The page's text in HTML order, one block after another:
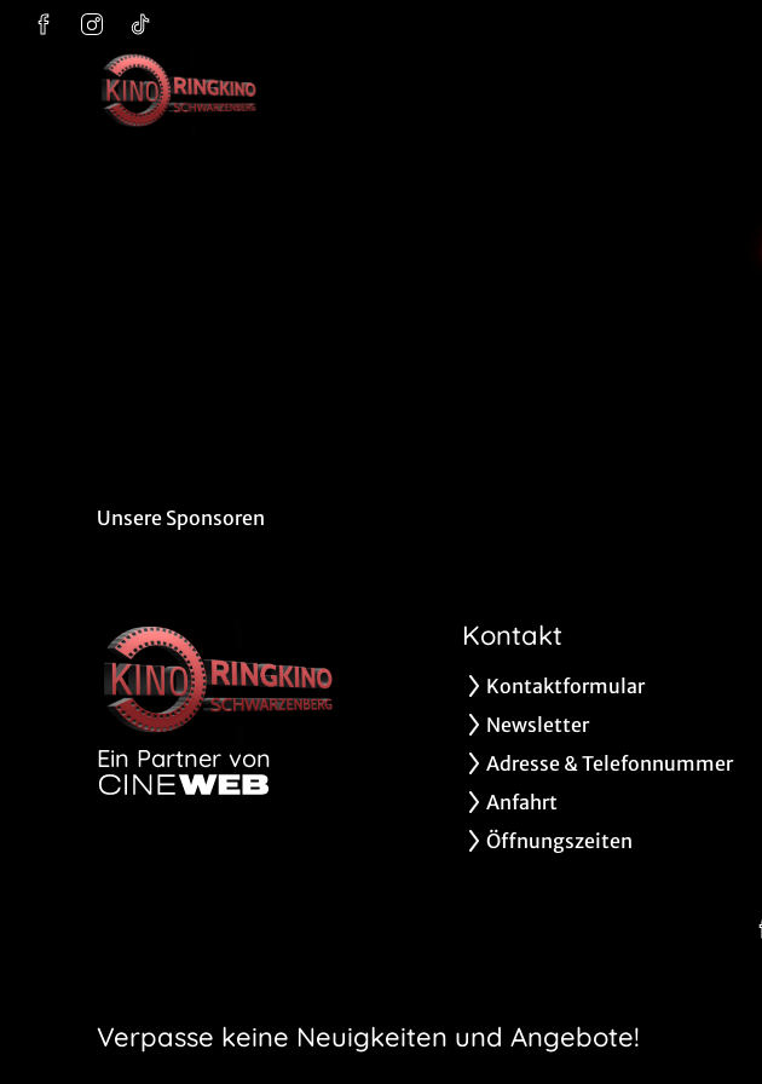
Unsere Sponsoren
Ein Partner von
Kontakt
Kontaktformular
Newsletter
Adresse & Telefonnummer
Anfahrt
Öffnungszeiten
Verpasse keine Neuigkeiten und Angebote!